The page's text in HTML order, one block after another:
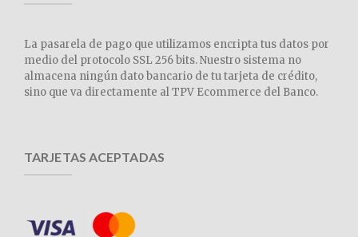
La pasarela de pago que utilizamos encripta tus datos por
medio del protocolo SSL 256 bits. Nuestro sistema no
almacena ningún dato bancario de tu tarjeta de crédito,
sino que va directamente al TPV Ecommerce del Banco.
TARJETAS ACEPTADAS